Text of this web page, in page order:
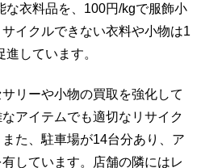
な衣料品を、100円/kgで服飾小
イクルできない衣料や小物は1
しています。
リーや小物の買取を強化して
アイテムでも適切なリサイク
た、駐車場が14台分あり、ア
しています。店舗の隣にはレ